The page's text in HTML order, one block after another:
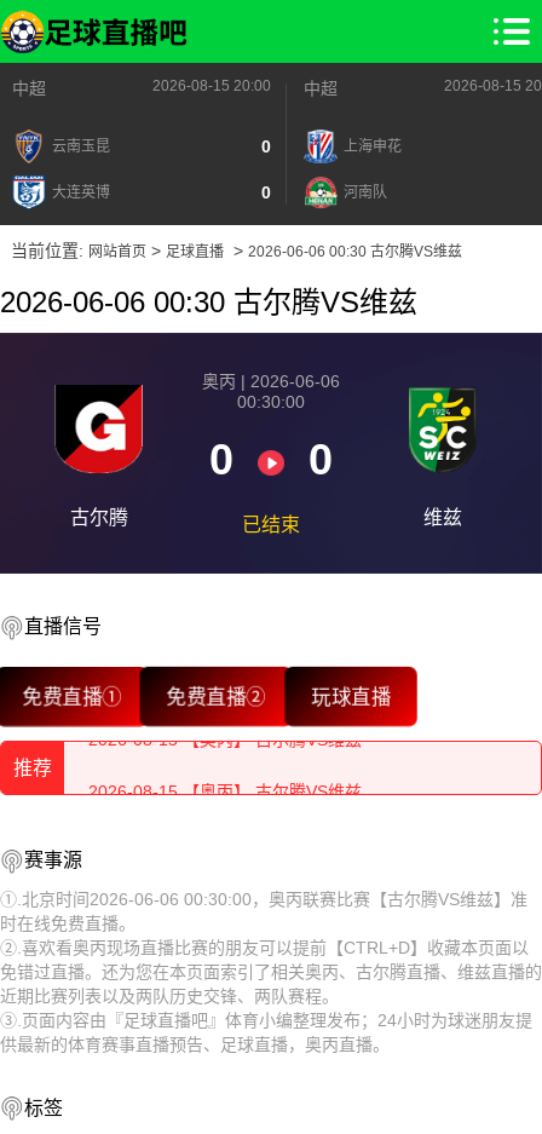
中超 2026-08-15 20:00
云南玉昆 0
大连英博 0
中超 2026-08-15
上海申花
河南队
当前位置: 网站首页> 足球直播> 2026-06-06 00:30 古尔腾VS维兹
2026-06-06 00:30 古尔腾VS维兹
古尔腾
奥丙 | 2026-06-06
00:30:00
0 0
已结束 维兹
直播信号
免费直播① 免费直播② 玩球直播
推荐
2026-08-15 【奥丙】 古尔腾VS维兹
2026-08-15 【奥丙】 古尔腾VS维兹
2026-08-15 【奥丙】 古尔腾VS维兹
2026-08-15 【奥丙】 古尔腾VS维兹
2026-08-15 【奥丙】 古尔腾VS维兹
2026-08-15 【奥丙】 古尔腾VS维兹
2026-08-15 【奥丙】 古尔腾VS维兹
2026-08-15 【奥丙】 古尔腾VS维兹
赛事源
①.北京时间2026-06-06 00:30:00，奥丙联赛比赛【古尔腾VS维兹】准
时在线免费直播。
②.喜欢看奥丙现场直播比赛的朋友可以提前【CTRL+D】收藏本页面以
免错过直播。还为您在本页面索引了相关奥丙、古尔腾直播、维兹直播的
近期比赛列表以及两队历史交锋、两队赛程。
③.页面内容由『足球直播吧』体育小编整理发布；24小时为球迷朋友提
供最新的体育赛事直播预告、足球直播，奥丙直播。
标签